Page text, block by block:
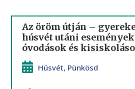
Az öröm útján –
húsvét utáni
óvodások és
Húsvét, Pünkösd